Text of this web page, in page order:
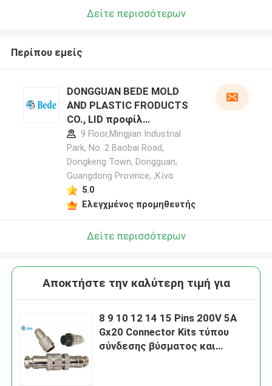
Δείτε περισσότερων
Περίπου εμείς
DONGGUAN BEDE MOLD
AND PLASTIC FRODUCTS
CO., LID προφίλ
κατασκευαστή
9 Floor,Mingjian Industrial
Park, No. 2 Baobai Road,
Dongkeng Town, Dongguan,
Guangdong Province, ,Κίνα
5.0
Ελεγχμένος προμηθευτής
Δείτε περισσότερων
Αποκτήστε την καλύτερη τιμή για
8 9 10 12 14 15 Pins 200V 5A
Gx20 Connector Kits τύπου
σύνδεσης βύσματος και